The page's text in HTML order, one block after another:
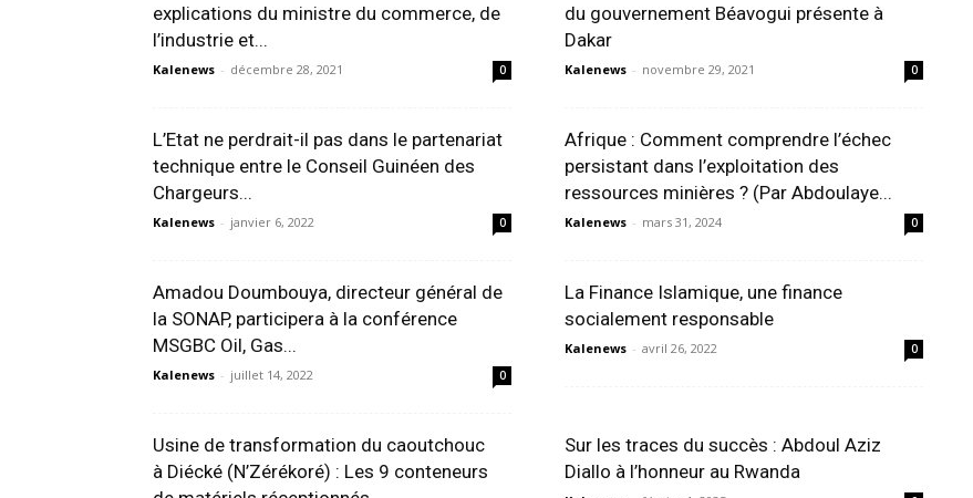
explications du ministre du commerce, de
l’industrie et...
Kalenews - décembre 28, 2021 0
du gouvernement Béavogui présente à
Dakar
Kalenews - novembre 29, 2021 0
L’Etat ne perdrait-il pas dans le partenariat
technique entre le Conseil Guinéen des
Chargeurs...
Kalenews - janvier 6, 2022 0
Afrique : Comment comprendre l’échec
persistant dans l’exploitation des
ressources minières ? (Par Abdoulaye...
Kalenews - mars 31, 2024 0
Amadou Doumbouya, directeur général de
la SONAP, participera à la conférence
MSGBC Oil, Gas...
Kalenews - juillet 14, 2022 0
La Finance Islamique, une finance
socialement responsable
Kalenews - avril 26, 2022 0
Usine de transformation du caoutchouc
à Diécké (N’Zérékoré) : Les 9 conteneurs
Sur les traces du succès : Abdoul Aziz
Diallo à l’honneur au Rwanda